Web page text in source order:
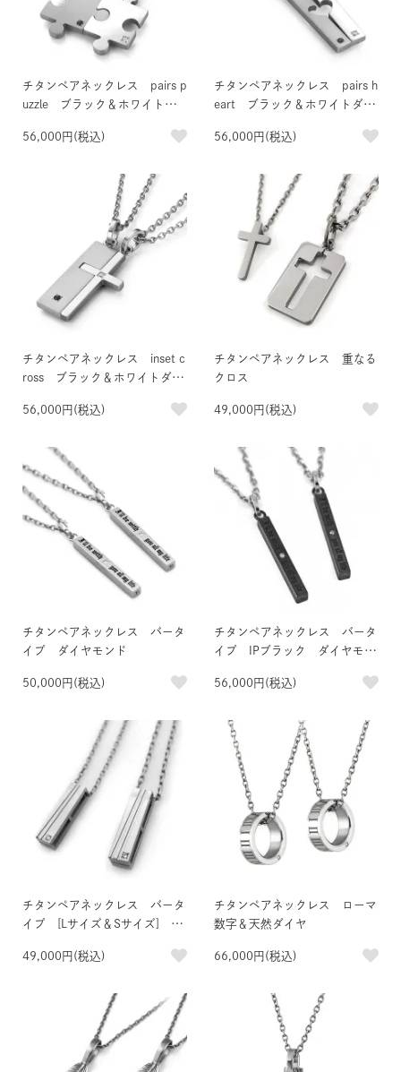
チタンペアネックレス pairs p
uzzle ブラック＆ホワイトダ
56,000円(税込)
チタンペアネックレス pairs h
eart ブラック＆ホワイトダイ
56,000円(税込)
チタンペアネックレス inset c
ross ブラック＆ホワイトダイ
56,000円(税込)
チタンペアネックレス 重なる
クロス
49,000円(税込)
チタンペアネックレス バータ
イプ ダイヤモンド
50,000円(税込)
チタンペアネックレス バータ
イプ IPブラック ダイヤモン
56,000円(税込)
チタンペアネックレス バータ
イプ [Lサイズ＆Sサイズ] 選
49,000円(税込)
チタンペアネックレス ローマ
数字＆天然ダイヤ
66,000円(税込)